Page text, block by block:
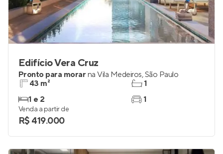
Edifício Vera Cruz
Pronto para morar na Vila Medeiros,São Paulo
43 m²
1 e 2
1
1
Venda a partir de
R$ 419.000